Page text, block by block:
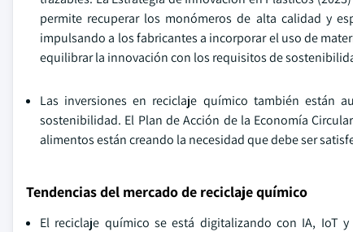
permite recuperar los monómeros de alta calidad y
impulsando a los fabricantes a incorporar el uso de
equilibrar la innovación con los requisitos de
Las inversiones en reciclaje químico también están
sostenibilidad. El Plan de Acción de la Economía
alimentos están creando la necesidad que debe ser
Tendencias del mercado de reciclaje químico
El reciclaje químico se está digitalizando con IA, IoT